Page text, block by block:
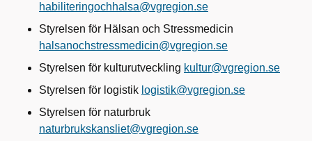
habiliteringochhalsa@vgregion.se
Styrelsen för Hälsan och Stressmedicin
halsanochstressmedicin@vgregion.se
Styrelsen för kulturutveckling kultur@vgregion.se
Styrelsen för logistik logistik@vgregion.se
Styrelsen för naturbruk
naturbrukskansliet@vgregion.se